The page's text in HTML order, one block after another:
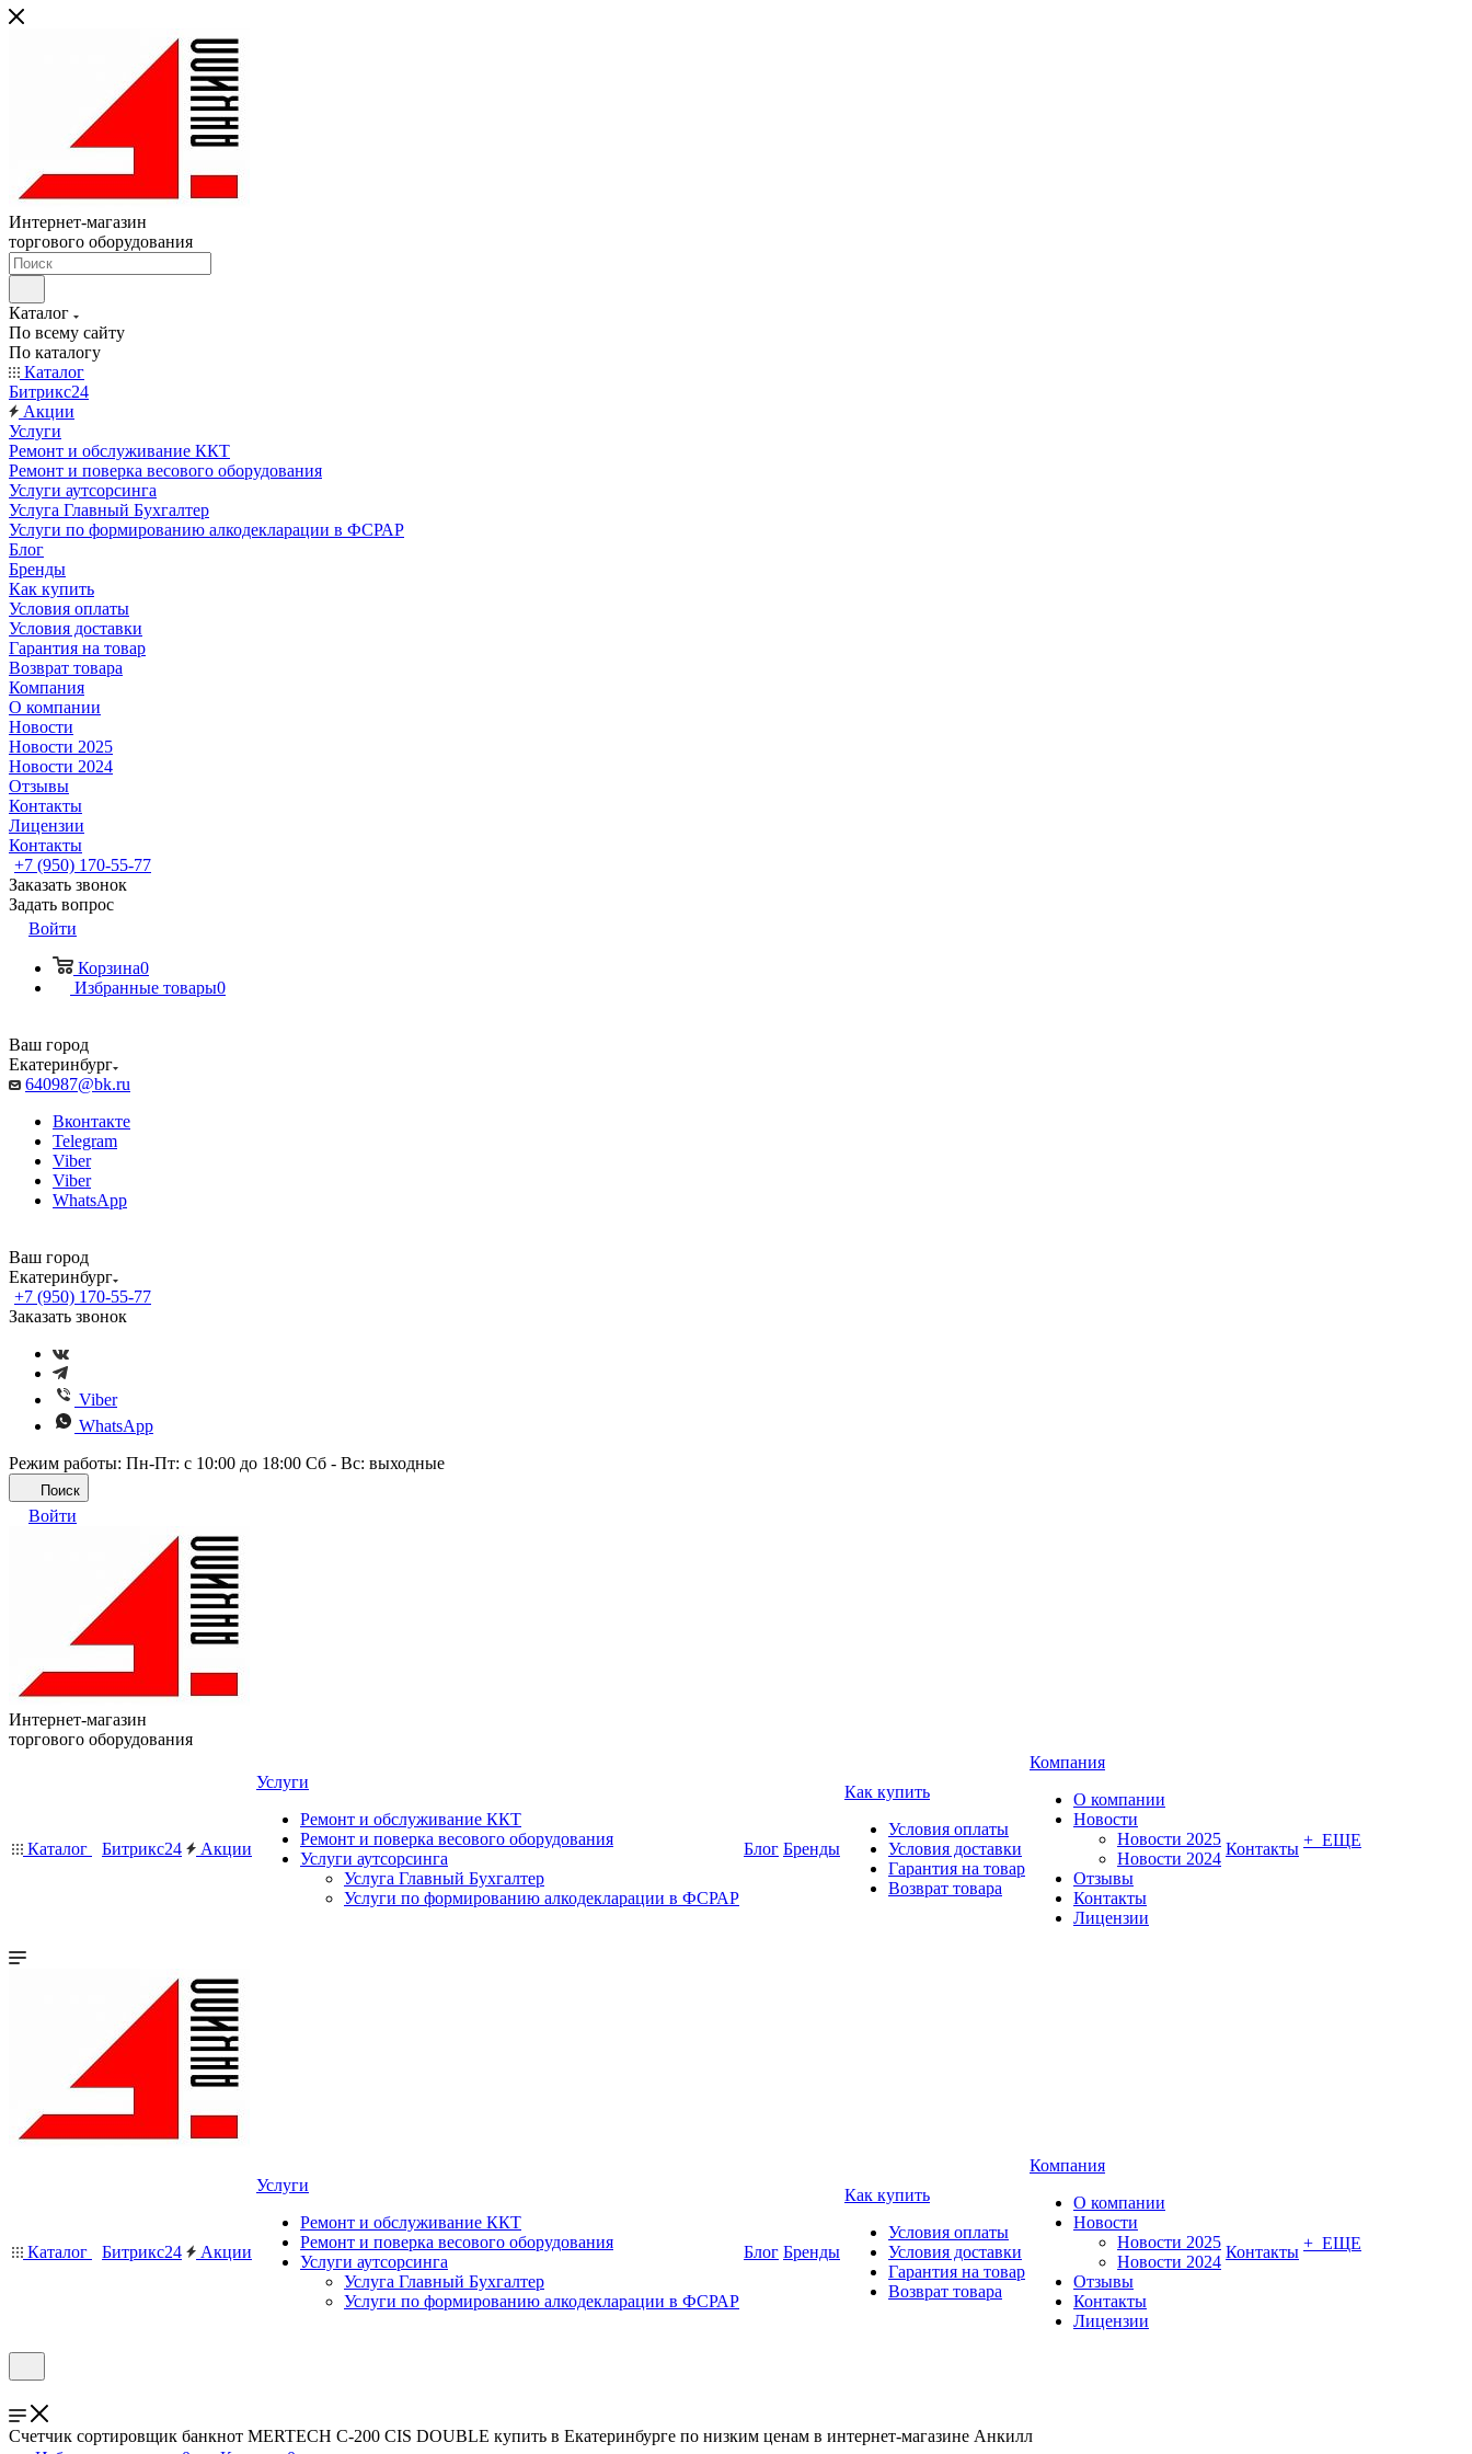
Интернет-магазин
торгового оборудования
Каталог
По всему сайту
По каталогу
Каталог
Битрикс24
Акции
Услуги
Ремонт и обслуживание ККТ
Ремонт и поверка весового оборудования
Услуги аутсорсинга
Услуга Главный Бухгалтер
Услуги по формированию алкодекларации в ФСРАР
Блог
Бренды
Как купить
Условия оплаты
Условия доставки
Гарантия на товар
Возврат товара
Компания
О компании
Новости
Новости 2025
Новости 2024
Отзывы
Контакты
Лицензии
Контакты
+7 (950) 170-55-77
Заказать звонок
Задать вопрос
Войти
Корзина0
Избранные товары0
Ваш город
Екатеринбург
640987@bk.ru
Вконтакте
Telegram
Viber
Viber
WhatsApp
Ваш город
Екатеринбург
+7 (950) 170-55-77
Заказать звонок
Viber
WhatsApp
Режим работы: Пн-Пт: с 10:00 до 18:00 Сб - Вс: выходные
Поиск
Войти
Интернет-магазин
торгового оборудования
Каталог Битрикс24 Акции
Услуги
Ремонт и обслуживание ККТ
Ремонт и поверка весового оборудования
Услуги аутсорсинга
Услуга Главный Бухгалтер
Услуги по формированию алкодекларации в ФСРАР
Блог Бренды
Как купить
Условия оплаты
Условия доставки
Гарантия на товар
Возврат товара
Компания
О компании
Новости
Новости 2025
Новости 2024
Отзывы
Контакты
Лицензии
Контакты + ЕЩЕ
Каталог Битрикс24 Акции
Услуги
Ремонт и обслуживание ККТ
Ремонт и поверка весового оборудования
Услуги аутсорсинга
Услуга Главный Бухгалтер
Услуги по формированию алкодекларации в ФСРАР
Блог Бренды
Как купить
Условия оплаты
Условия доставки
Гарантия на товар
Возврат товара
Компания
О компании
Новости
Новости 2025
Новости 2024
Отзывы
Контакты
Лицензии
Контакты + ЕЩЕ
Счетчик сортировщик банкнот MERTECH C-200 CIS DOUBLE купить в Екатеринбурге по низким ценам в интернет-магазине Анкилл